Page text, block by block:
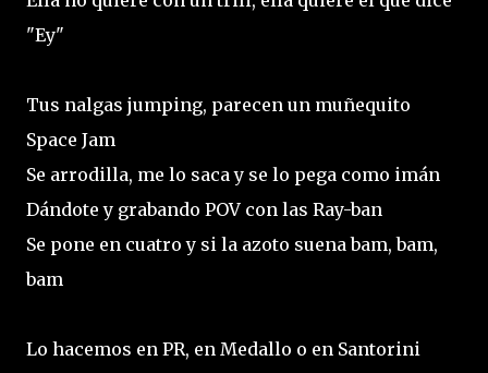
"Ey"
Tus nalgas jumping, parecen un muñequito
Space Jam
Se arrodilla, me lo saca y se lo pega como imán
Dándote y grabando POV con las Ray-ban
Se pone en cuatro y si la azoto suena bam, bam,
bam
Lo hacemos en PR, en Medallo o en Santorini